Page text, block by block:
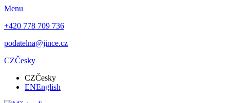
Menu
+420 778 709 736
podatelna@jince.cz
CZČesky
CZČesky
ENEnglish